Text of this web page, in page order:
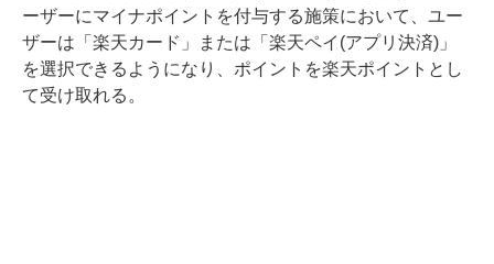
ーザーにマイナポイントを付与する施策において、ユー
ザーは「楽天カード」または「楽天ペイ(アプリ決済)」
を選択できるようになり、ポイントを楽天ポイントとし
て受け取れる。